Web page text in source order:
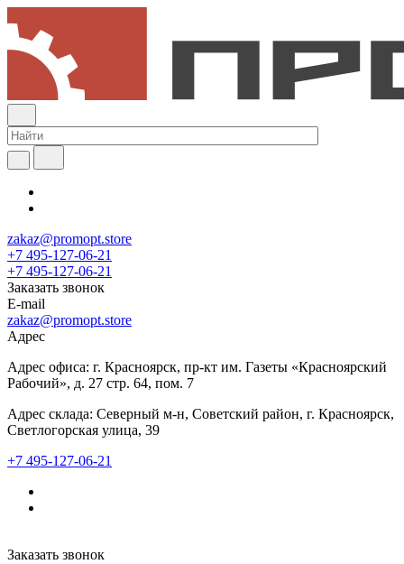
zakaz@promopt.store
+7 495-127-06-21
+7 495-127-06-21
Заказать звонок
E-mail
zakaz@promopt.store
Адрес
Адрес офиса: г. Красноярск, пр-кт им. Газеты «Красноярский
Рабочий», д. 27 стр. 64, пом. 7
Адрес склада: Северный м-н, Советский район, г. Красноярск,
Светлогорская улица, 39
+7 495-127-06-21
Заказать звонок